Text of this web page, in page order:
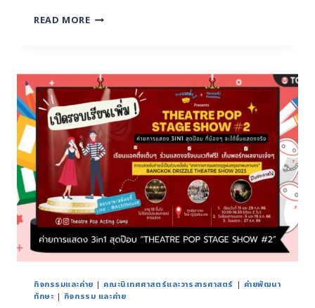
READ MORE
กิจกรรมและค่าย | คณะนิเทศศาสตร์และวารสารศาสตร์ | ค่ายพัฒนา
ทักษะ | กิจกรรม และค่าย